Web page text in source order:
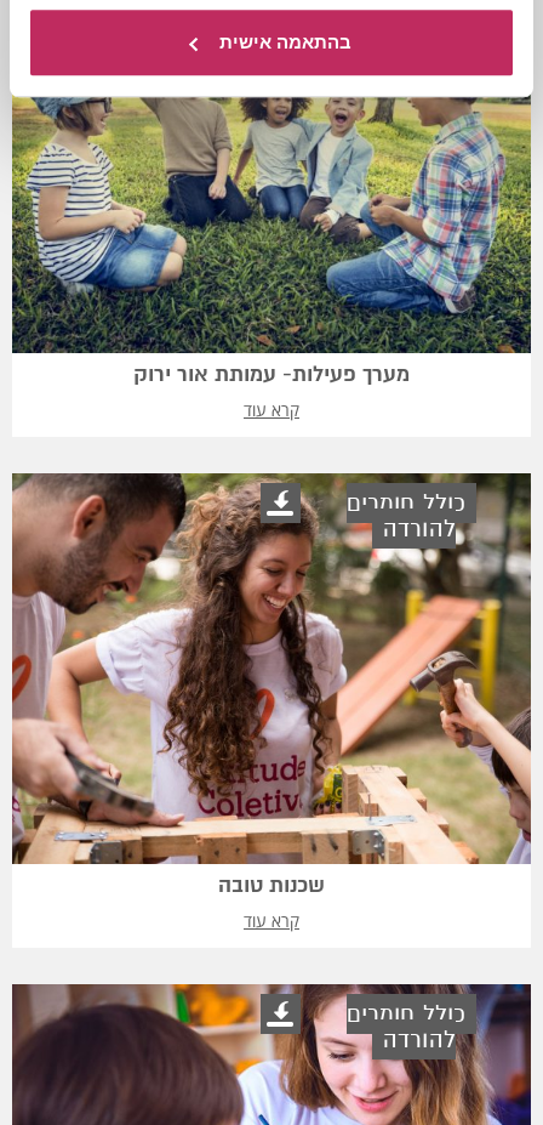
בהתאמה אישית
להורדה
מערך פעילות- עמותת אור ירוק
קרא עוד
כולל חומרים
להורדה
שכנות טובה
קרא עוד
כולל חומרים
להורדה